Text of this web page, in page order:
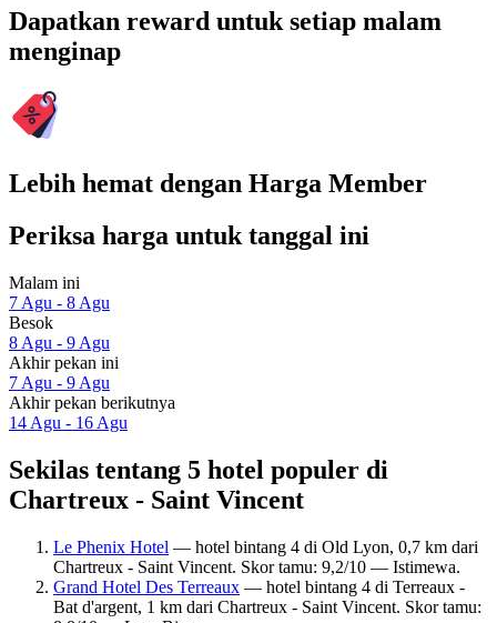
Dapatkan reward untuk setiap malam
menginap
Lebih hemat dengan Harga Member
Periksa harga untuk tanggal ini
Malam ini
7 Agu - 8 Agu
Besok
8 Agu - 9 Agu
Akhir pekan ini
7 Agu - 9 Agu
Akhir pekan berikutnya
14 Agu - 16 Agu
Sekilas tentang 5 hotel populer di
Chartreux - Saint Vincent
Le Phenix Hotel — hotel bintang 4 di Old Lyon, 0,7 km dari
Chartreux - Saint Vincent. Skor tamu: 9,2/10 — Istimewa.
Grand Hotel Des Terreaux — hotel bintang 4 di Terreaux -
Bat d'argent, 1 km dari Chartreux - Saint Vincent. Skor tamu: